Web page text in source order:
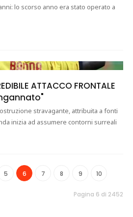
lo scorso anno era stato operato a
ATTACCO FRONTALE
stravagante, attribuita a fonti
inizia ad assumere contorni surreali
5 6 7 8 9 10
Pagina 6 di 2452